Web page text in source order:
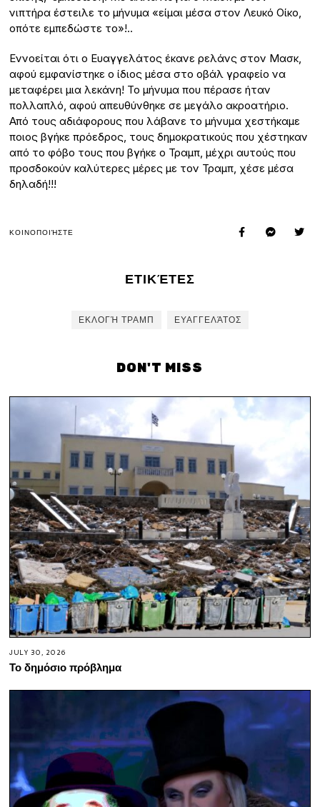
νιπτήρα έστειλε το μήνυμα «είμαι μέσα στον Λευκό Οίκο,
οπότε εμπεδώστε το»!..
Εννοείται ότι ο Ευαγγελάτος έκανε ρελάνς στον Μασκ,
αφού εμφανίστηκε ο ίδιος μέσα στο οβάλ γραφείο να
μεταφέρει μια λεκάνη! Το μήνυμα που πέρασε ήταν
πολλαπλό, αφού απευθύνθηκε σε μεγάλο ακροατήριο.
Από τους αδιάφορους που λάβανε το μήνυμα χεστήκαμε
ποιος βγήκε πρόεδρος, τους δημοκρατικούς που χέστηκαν
από το φόβο τους που βγήκε ο Τραμπ, μέχρι αυτούς που
προσδοκούν καλύτερες μέρες με τον Τραμπ, χέσε μέσα
δηλαδή!!!
ΚΟΙΝΟΠΟΙΉΣΤΕ
ΕΤΙΚΈΤΕΣ
ΕΚΛΟΓΉ ΤΡΑΜΠ ΕΥΑΓΓΕΛΆΤΟΣ
DON'T MISS
JULY 30, 2026
Το δημόσιο πρόβλημα